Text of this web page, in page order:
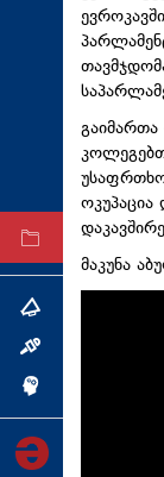
რეგიონი
კულტურა
ტექნოლოგიები
ტაბლოიდი
არქივი
მაკუნა